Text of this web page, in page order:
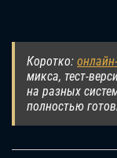
Коротко:
микса, тест-
на разных
полностью